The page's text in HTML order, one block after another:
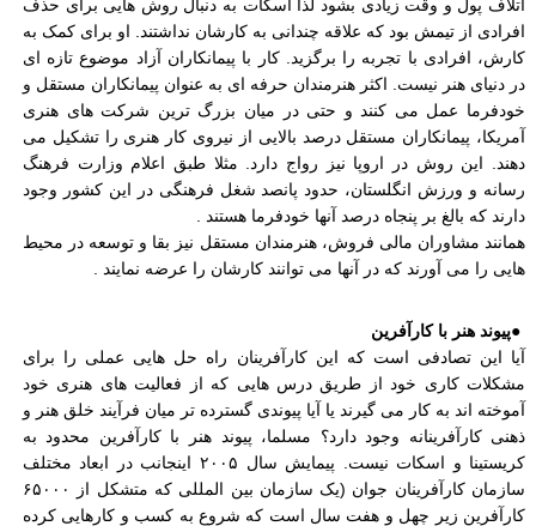
اتلاف پول و وقت زیادی بشود لذا اسکات به دنبال روش هایی برای حذف
افرادی از تیمش بود که علاقه چندانی به کارشان نداشتند. او برای کمک به
کارش، افرادی با تجربه را برگزید. کار با پیمانکاران آزاد موضوع تازه ای
در دنیای هنر نیست. اکثر هنرمندان حرفه ای به عنوان پیمانکاران مستقل و
خودفرما عمل می کنند و حتی در میان بزرگ ترین شرکت های هنری
آمریکا، پیمانکاران مستقل درصد بالایی از نیروی کار هنری را تشکیل می
دهند. این روش در اروپا نیز رواج دارد. مثلا طبق اعلام وزارت فرهنگ
رسانه و ورزش انگلستان، حدود پانصد شغل فرهنگی در این کشور وجود
دارند که بالغ بر پنجاه درصد آنها خودفرما هستند
همانند مشاوران مالی فروش، هنرمندان مستقل نیز بقا و توسعه در محیط
هایی را می آورند که در آنها می توانند کارشان را عرضه نمایند
●پیوند هنر با کارآفرین
آیا این تصادفی است که این کارآفرینان راه حل هایی عملی را برای
مشکلات کاری خود از طریق درس هایی که از فعالیت های هنری خود
آموخته اند به کار می گیرند یا آیا پیوندی گسترده تر میان فرآیند خلق هنر و
ذهنی کارآفرینانه وجود دارد؟ مسلما، پیوند هنر با کارآفرین محدود به
کریستینا و اسکات نیست. پیمایش سال ۲۰۰۵ اینجانب در ابعاد مختلف
سازمان کارآفرینان جوان (یک سازمان بین المللی که متشکل از ۶۵۰۰۰
کارآفرین زیر چهل و هفت سال است که شروع به کسب و کارهایی کرده